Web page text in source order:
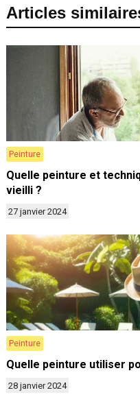
Articles
Peinture
Quelle peinture et
vieilli ?
27 janvier 2024
Peinture
Quelle peinture utiliser
28 janvier 2024